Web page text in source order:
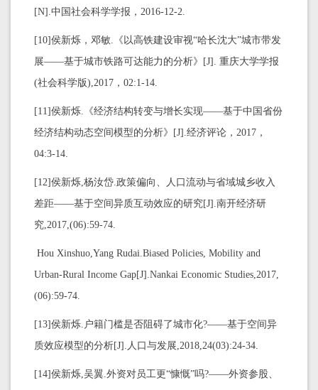
[N].中国社会科学学报，2016-12-2.
[10]侯新烁，邓敏.《以高铁建设审视“哈长沈大”城市带发
展——基于城市铁路可达能力的分析》[J]. 重庆大学学报
(社会科学版),2017，02:1-14.
[11]侯新烁.《经济结构转变与增长实现——基于中国省份
经济结构动态空间模型的分析》[J].经济评论，2017，
04:3-14.
[12]侯新烁,杨汝岱.政策偏向、人口流动与省域城乡收入
差距——基于空间异质互动效应的研究[J].南开经济研
究,2017,(06):59-74.
Hou Xinshuo,Yang Rudai.Biased Policies, Mobility and
Urban-Rural Income Gap[J].Nankai Economic Studies,2017,
(06):59-74.
[13]侯新烁.户籍门槛是否阻碍了城市化?——基于空间异
质效应模型的分析[J].人口与发展,2018,24(03):24-34.
[14]侯新烁,吴翼.外资对员工更“慷慨”吗?——外资参股、